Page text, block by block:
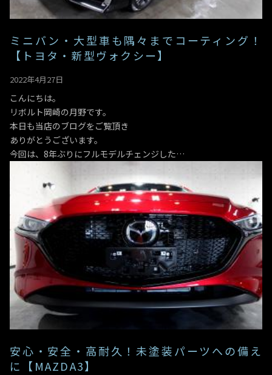
ミニバン・大型車も隅々までコーティング！
【トヨタ・新型ヴォクシー】
2022年4月27日
こんにちは。
リボルト岡崎の月野です。
本日も当店のブログをご覧頂き
ありがとうございます。
今回は、8年ぶりにフルモデルチェンジした…
安心・安全・高耐久！未塗装パーツへの備え
に【MAZDA3】